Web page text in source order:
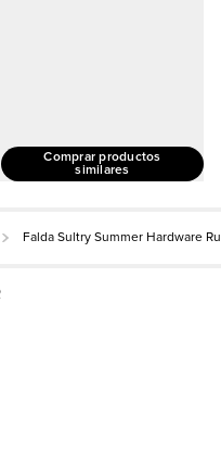
Comprar productos
similares
Falda Sultry Summer Hardware